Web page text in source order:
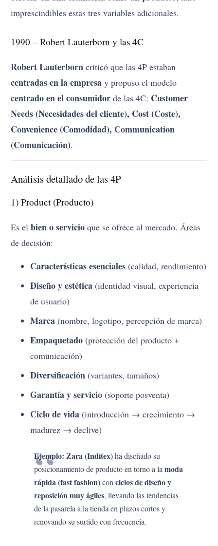
imprescindibles estas tres variables adicionales.
1990 – Robert Lauterborn y las 4C
Robert Lauterborn criticó que las 4P estaban
centradas en la empresa y propuso el modelo
centrado en el consumidor de las 4C: Customer
Needs (Necesidades del cliente), Cost (Coste),
Convenience (Comodidad), Communication
(Comunicación).
Análisis detallado de las 4P
1) Product (Producto)
Es elbien o servicio que se ofrece al mercado. Áreas
de decisión:
Características esenciales (calidad, rendimiento)
Diseño y estética (identidad visual, experiencia
de usuario)
Marca (nombre, logotipo, percepción de marca)
Empaquetado (protección del producto +
comunicación)
Diversificación (variantes, tamaños)
Garantía y servicio (soporte posventa)
Ciclo de vida (introducción → crecimiento →
madurez → declive)
Ejemplo: Zara (Inditex)ha diseñado su
posicionamiento de producto en torno a lamoda
rápida (fast fashion)conciclos de diseño y
reposición muy ágiles, llevando las tendencias
de la pasarela a la tienda en plazos cortos y
renovando su surtido con frecuencia.